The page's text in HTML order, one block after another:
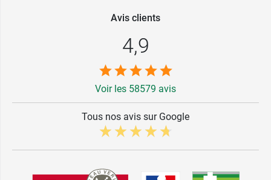
Avis clients
4,9
Voir les 58579 avis
Tous nos avis sur Google